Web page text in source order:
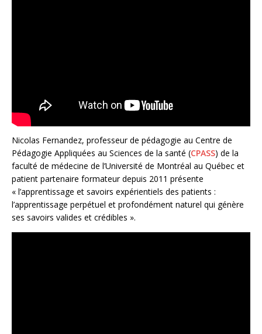
Nicolas Fernandez, professeur de pédagogie au Centre de
Pédagogie Appliquées au Sciences de la santé (CPASS) de la
faculté de médecine de l’Université de Montréal au Québec et
patient partenaire formateur depuis 2011 présente
« l’apprentissage et savoirs expérientiels des patients :
l’apprentissage perpétuel et profondément naturel qui génère
ses savoirs valides et crédibles ».